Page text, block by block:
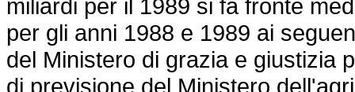
miliardi per il 1989 si fa fronte
per gli anni 1988 e 1989 ai
del Ministero di grazia e giustizia
di previsione del Ministero